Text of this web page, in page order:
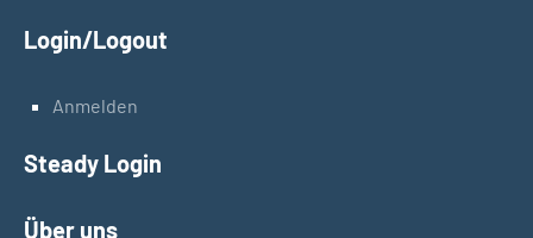
Login/Logout
Anmelden
Steady Login
Über uns